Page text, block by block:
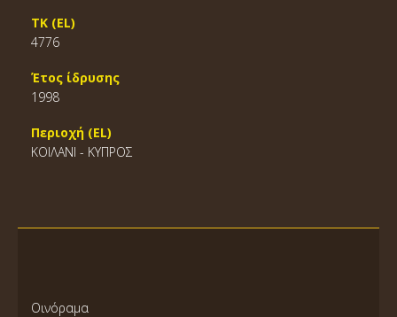
ΤΚ (EL)
4776
Έτος ίδρυσης
1998
Περιοχή (EL)
ΚΟΙΛΑΝΙ - ΚΥΠΡΟΣ
Οινόραμα